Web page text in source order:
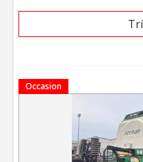
Occasion